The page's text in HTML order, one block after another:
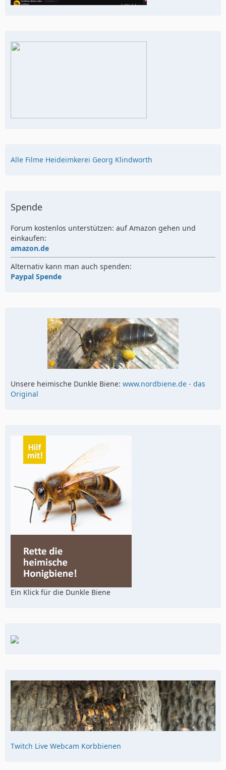
Alle Filme Heideimkerei Georg Klindworth
Spende
Forum kostenlos unterstützen: auf Amazon gehen und
einkaufen:
amazon.de
Alternativ kann man auch spenden:
Paypal Spende
Unsere heimische Dunkle Biene: www.nordbiene.de - das
Original
Ein Klick für die Dunkle Biene
Twitch Live Webcam Korbbienen